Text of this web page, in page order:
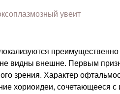
увеит
преимущественно
видны внешне. Первым
зрения. Характер
хориоидеи, сочетающееся